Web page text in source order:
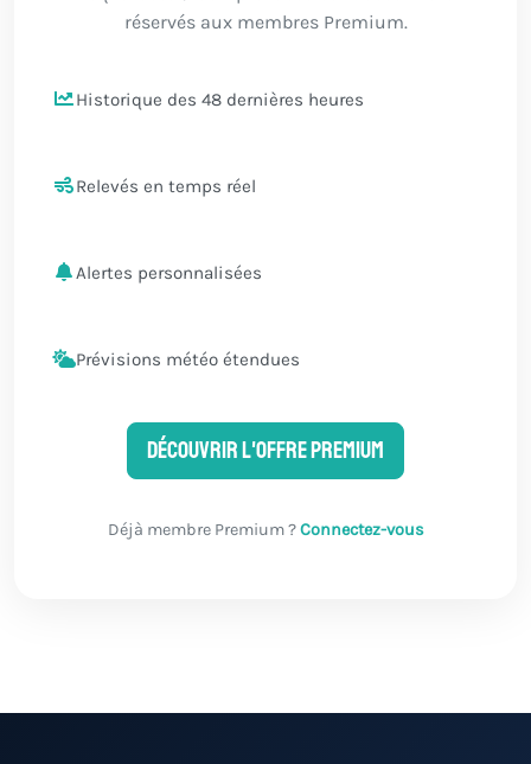
réservés aux membres Premium.
Historique des 48 dernières heures
Relevés en temps réel
Alertes personnalisées
Prévisions météo étendues
Découvrir l'offre Premium
Déjà membre Premium ?Connectez-vous